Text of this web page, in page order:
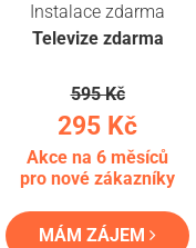
Instalace zdarma
Televize zdarma
595 Kč
295 Kč
Akce na 6 měsíců
pro nové zákazníky
MÁM ZÁJEM